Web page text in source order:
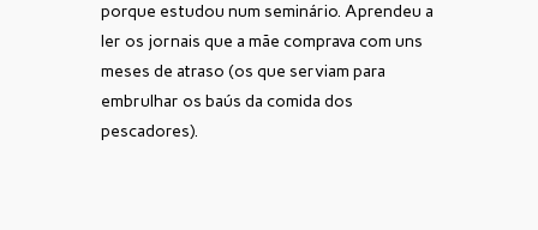
porque estudou num seminário. Aprendeu a
ler os jornais que a mãe comprava com uns
meses de atraso (os que serviam para
embrulhar os baús da comida dos
pescadores).